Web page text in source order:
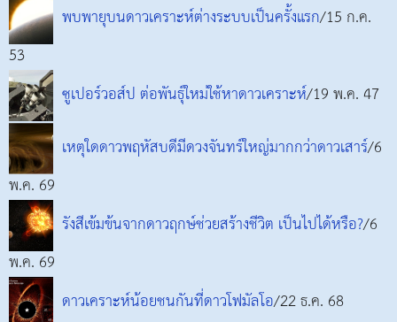
พบพายุบนดาวเคราะห์ต่างระบบเป็นครั้งแรก/15 ก.ค.
53
ซูเปอร์วอส์ป ต่อพันธุ์ใหม่ใช้หาดาวเคราะห์/19 พ.ค. 47
เหตุใดดาวพฤหัสบดีมีดวงจันทร์ใหญ่มากกว่าดาวเสาร์/6
พ.ค. 69
รังสีเข้มข้นจากดาวฤกษ์ช่วยสร้างชีวิต เป็นไปได้หรือ?/6
พ.ค. 69
ดาวเคราะห์น้อยชนกันที่ดาวโฟมัลโอ/22 ธ.ค. 68